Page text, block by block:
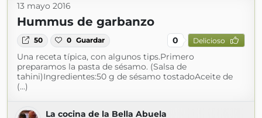
13 mayo 2016
Hummus de garbanzo
50 0 Guardar 0 Delicioso
Una receta típica, con algunos tips.Primero
preparamos la pasta de sésamo. (Salsa de
tahini)Ingredientes:50 g de sésamo tostadoAceite de
(...)
La cocina de la Bella Abuela